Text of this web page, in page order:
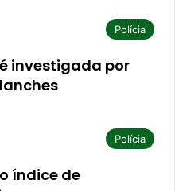
Polícia
investigada por
Polícia
índice de